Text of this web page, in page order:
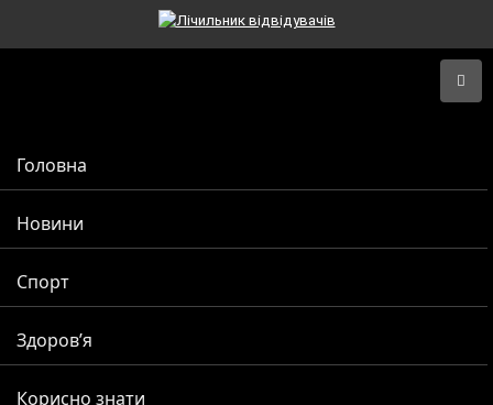
Головна
Новини
Спорт
Здоров’я
Корисно знати